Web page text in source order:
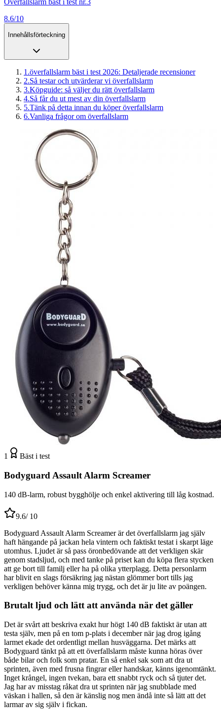
8.6/10
Innehållsförteckning
1 .överfallslarm bäst i test 2026: Detaljerade recensioner
2.Så testar och utvärderar vi överfallslarm
3.Köpguide: så väljer du rätt överfallslarm
4.Så får du ut mest av din överfallslarm
5.Tänk på detta innan du köper överfallslarm
6.Vanliga frågor om överfallslarm
1 Bäst i test
Bodyguard Assault Alarm Screamer
140 dB-larm, robust bygghölje och enkel aktivering till låg kostnad.
9.6/ 10
Bodyguard Assault Alarm Screamer är det överfallslarm jag själv
haft hängande på jackan hela vintern och faktiskt testat i skarpt läge
utomhus. Ljudet är så pass öronbedövande att det verkligen skär
genom stadsljud, och med tanke på priset kan du köpa flera stycken
att ge bort till familj eller ha på olika ytterplagg. Detta personlarm
har blivit en slags försäkring jag nästan glömmer bort tills jag
verkligen behöver känna mig trygg, och det är ju lite av poängen.
Brutalt ljud och lätt att använda när det gäller
Det är svårt att beskriva exakt hur högt 140 dB faktiskt är utan att
testa själv, men på en tom p-plats i december när jag drog igång
larmet ekade det ordentligt mellan husväggarna. Det märks att
Bodyguard tänkt på att ett överfallslarm måste kunna höras över
både bilar och folk som pratar. En så enkel sak som att dra ut
sprinten, även med frusna fingrar eller handskar, känns igenomtänkt.
Inget krångel, ingen tvekan, bara ett snabbt ryck och så tjuter det.
Jag har av misstag råkat dra ut sprinten när jag snubblade med
väskan i hallen, så den är känslig nog men ändå inte så lätt att det
larmar av sig själv i fickan.